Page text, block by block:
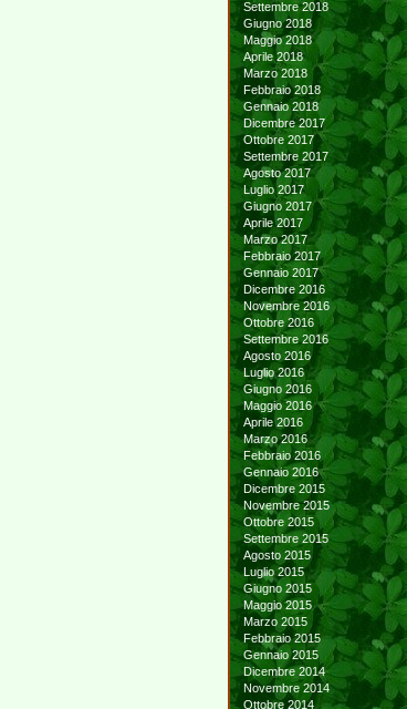
Settembre 2018
Giugno 2018
Maggio 2018
Aprile 2018
Marzo 2018
Febbraio 2018
Gennaio 2018
Dicembre 2017
Ottobre 2017
Settembre 2017
Agosto 2017
Luglio 2017
Giugno 2017
Aprile 2017
Marzo 2017
Febbraio 2017
Gennaio 2017
Dicembre 2016
Novembre 2016
Ottobre 2016
Settembre 2016
Agosto 2016
Luglio 2016
Giugno 2016
Maggio 2016
Aprile 2016
Marzo 2016
Febbraio 2016
Gennaio 2016
Dicembre 2015
Novembre 2015
Ottobre 2015
Settembre 2015
Agosto 2015
Luglio 2015
Giugno 2015
Maggio 2015
Marzo 2015
Febbraio 2015
Gennaio 2015
Dicembre 2014
Novembre 2014
Ottobre 2014